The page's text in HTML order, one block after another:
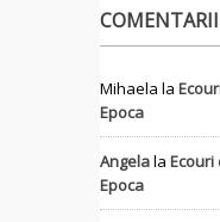
Mihaela la
Epoca
Angelala Ecouri
Epoca